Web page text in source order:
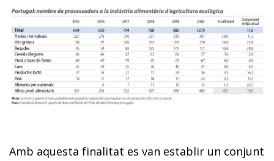
Amb aquesta finalitat es van establir un conjunt